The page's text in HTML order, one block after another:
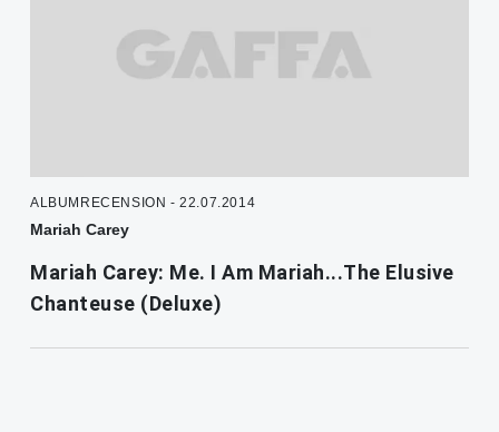
ALBUMRECENSION - 22.07.2014
Mariah Carey
Mariah Carey: Me. I Am Mariah...The Elusive
Chanteuse (Deluxe)